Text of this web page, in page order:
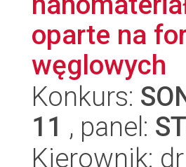
oparte na
węglowych
Konkurs:
11 , panel:
Kierownik: